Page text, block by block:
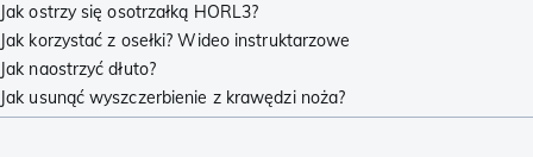
Jak ostrzy się osotrzałką HORL3?
Jak korzystać z osełki? Wideo instruktarzowe
Jak naostrzyć dłuto?
Jak usunąć wyszczerbienie z krawędzi noża?